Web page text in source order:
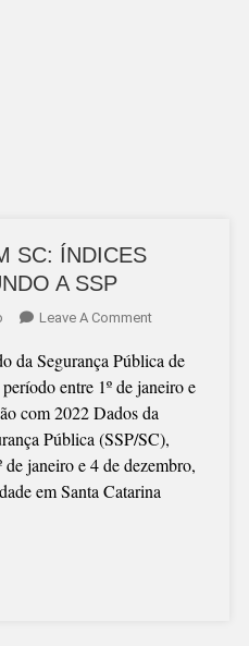
SC: ÍNDICES
A SSP
Leave A CommentOn
EM
SC:
ÍNDICES
MELHORAM,
SEGUNDO
A
da Segurança Pública de
entre 1º de janeiro e
com 2022 Dados da
Pública (SSP/SC),
de janeiro e 4 de dezembro,
em Santa Catarina